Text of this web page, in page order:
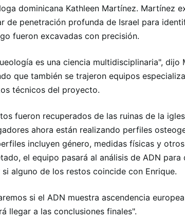
dominicana Kathleen Martínez. Martínez
de penetración profunda de Israel para
fueron excavadas con precisión.
es una ciencia multidisciplinaria",
que también se trajeron equipos
técnicos del proyecto.
fueron recuperados de las ruinas de la
ahora están realizando perfiles
incluyen género, medidas físicas y
el equipo pasará al análisis de ADN
si alguno de los restos coincide con Enrique.
si el ADN muestra ascendencia
llegar a las conclusiones finales".